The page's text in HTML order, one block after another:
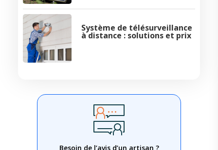
Système de télésurveillance
à distance : solutions et prix
Besoin de l’avis d’un artisan ?